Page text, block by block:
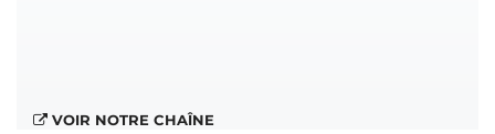
VOIR NOTRE CHAÎNE